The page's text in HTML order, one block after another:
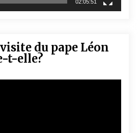
02:05:51
du pape Léon
t-elle?